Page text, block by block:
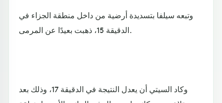
وتبعه سيلفا بتسديدة أرضية من داخل منطقة الجزاء في
الدقيقة 15، ذهبت بعيدًا عن المرمى.
وكاد السيتي أن يعدل النتيجة في الدقيقة 17، وذلك بعد